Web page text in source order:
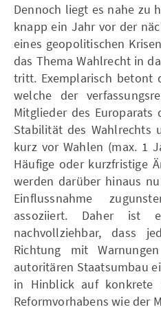
Dennoch liegt es nahe zu
knapp ein Jahr vor der
eines geopolitischen
das Thema Wahlrecht in
tritt. Exemplarisch betont
welche der
Mitglieder des
Stabilität des Wahlrechts
kurz vor Wahlen (max. 1
Häufige oder kurzfristige
werden darüber hinaus
Einflussnahme
assoziiert. Daher ist
nachvollziehbar, dass
Richtung mit
autoritären Staatsumbau
in Hinblick auf konkrete
Reformvorhabens wie der